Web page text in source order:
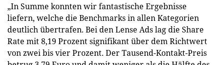
„In Summe konnten wir fantastische Ergebnisse
liefern, welche die Benchmarks in allen Kategorien
deutlich übertrafen. Bei den Lense Ads lag die Share
Rate mit 8,19 Prozent signifikant über dem Richtwert
von zwei bis vier Prozent. Der Tausend-Kontakt-Preis